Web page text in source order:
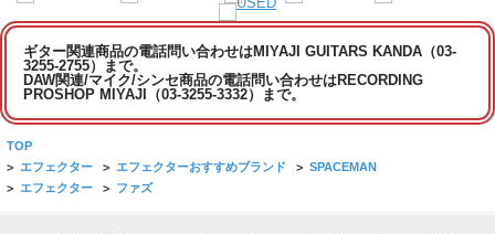
ギター関連商品の電話問い合わせはMIYAJI GUITARS KANDA（03-
3255-2755）まで。
DAW関連/マイク/シンセ商品の電話問い合わせはRECORDING
PROSHOP MIYAJI（03-3255-3332）まで。
TOP
> エフェクター > エフェクターおすすめブランド > SPACEMAN
> エフェクター > ファズ